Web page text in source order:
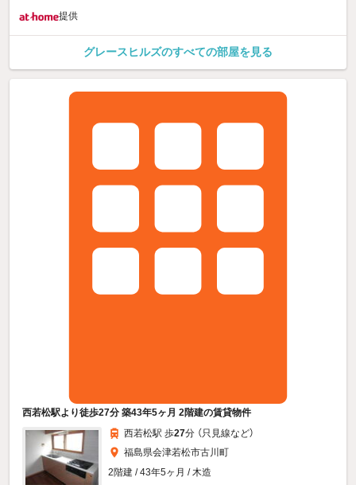
提供
グレースヒルズのすべての部屋を見る
西若松駅より徒歩27分 築43年5ヶ月 2階建の賃貸物件
西若松駅 歩27分 （只見線など）
福島県会津若松市古川町
2階建 / 43年5ヶ月 / 木造